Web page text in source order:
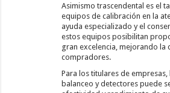
Asimismo trascendental es el
equipos de calibración en la
ayuda especializado y el
estos equipos posibilitan
gran excelencia, mejorando la
compradores.
Para los titulares de
balanceo y detectores puede